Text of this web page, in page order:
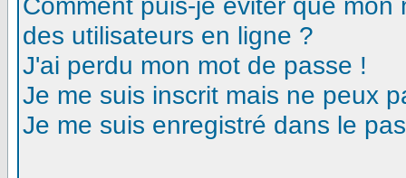
des utilisateurs en ligne ?
J'ai perdu mon mot de passe !
Je me suis inscrit mais ne peux
Je me suis enregistré dans le